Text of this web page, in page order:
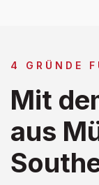
4 GRÜNDE
Mit
aus